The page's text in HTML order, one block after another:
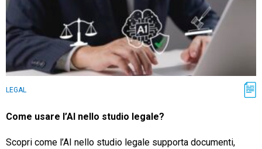
LEGAL
Come usare l’AI nello studio legale?
Scopri come l’AI nello studio legale supporta documenti,